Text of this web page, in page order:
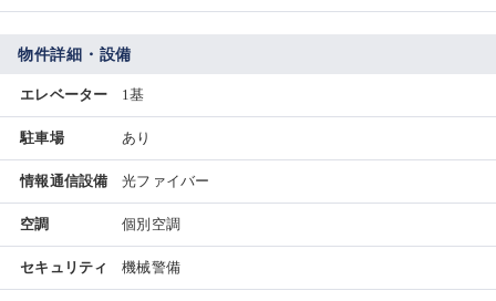
物件詳細・設備
エレベーター 1基
駐車場 あり
情報通信設備 光ファイバー
空調 個別空調
セキュリティ 機械警備